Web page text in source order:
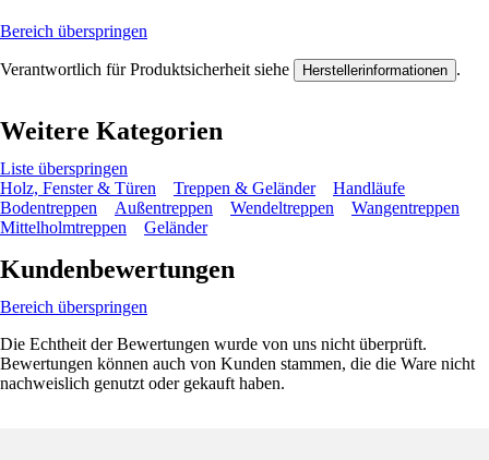
Bereich überspringen
Verantwortlich für Produktsicherheit siehe Herstellerinformationen .
Weitere Kategorien
Liste überspringen
Holz, Fenster & Türen
Treppen & Geländer
Handläufe
Bodentreppen
Außentreppen Wendeltreppen
Wangentreppen
Mittelholmtreppen
Geländer
Kundenbewertungen
Bereich überspringen
Die Echtheit der Bewertungen wurde von uns nicht überprüft.
Bewertungen können auch von Kunden stammen, die die Ware nicht
nachweislich genutzt oder gekauft haben.